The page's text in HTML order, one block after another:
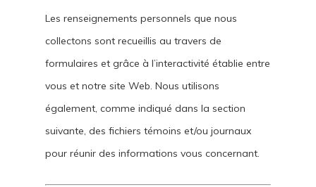
Les renseignements personnels que nous
collectons sont recueillis au travers de
formulaires et grâce à l’interactivité établie entre
vous et notre site Web. Nous utilisons
également, comme indiqué dans la section
suivante, des fichiers témoins et/ou journaux
pour réunir des informations vous concernant.